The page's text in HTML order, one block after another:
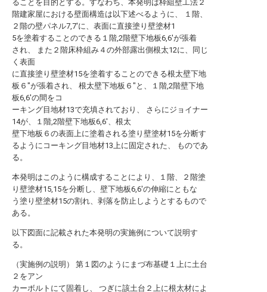
ることを目的とする。すなわち、本発明は枠組壁工法２
階建家屋における壁面構造は以下述べるように、 １階、
２階の壁パネル7,7′に、表面に直接塗り壁塗材1
5を塗着することのできる１階,2階壁下地板6,6′が張着
され、 また２階床枠組み４の外部露出側根太12に、同じ
く表面
に直接塗り壁塗材15を塗着することのできる根太壁下地
板６″が張着され、 根太壁下地板６″と、１階,2階壁下地
板6,6′の間をコ
ーキング目地材13で充填されており、 さらにジョイナー
14が、１階,2階壁下地板6,6′、根太
壁下地板６の表面上に塗着される塗り壁塗材15を分断す
るようにコーキング目地材13上に固定された、 ものであ
る。
本発明はこのように構成することにより、１階、２階塗
り壁塗材15,15を分断し、壁下地板6,6′の伸縮にともな
う塗り壁塗材15の割れ、剥落を防止しようとするもので
ある。
以下図面に記載された本発明の実施例について説明す
る。
（実施例の説明） 第１図のようにまづ布基礎１上に土台
２をアン
カーボルトにて固着し、 つぎに該土台２上に根太材によ